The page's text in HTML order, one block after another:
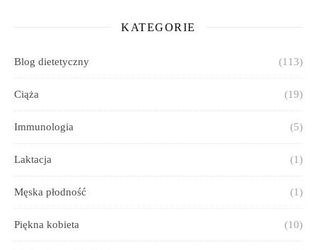
KATEGORIE
Blog dietetyczny (113)
Ciąża (19)
Immunologia (5)
Laktacja (1)
Męska płodność (1)
Piękna kobieta (10)